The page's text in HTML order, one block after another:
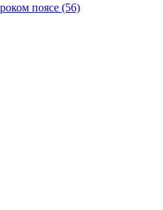
поясе (56)